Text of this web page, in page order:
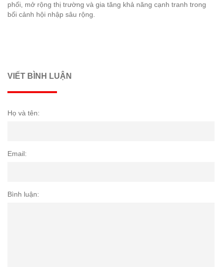
phối, mở rộng thị trường và gia tăng khả năng cạnh tranh trong
bối cảnh hội nhập sâu rộng.
VIẾT BÌNH LUẬN
Họ và tên:
Email:
Bình luận: